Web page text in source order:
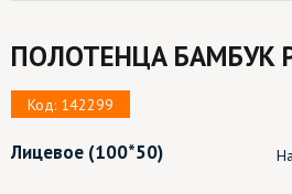
ПОЛОТЕНЦА БАМБУК
Код: 142299
Лицевое (100*50)